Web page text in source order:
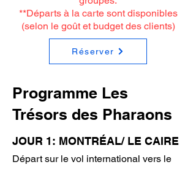
**Départs à la carte sont disponibles
(selon le goût et budget des clients)
Réserver
Programme Les
Trésors des Pharaons
JOUR 1: MONTRÉAL/ LE CAIRE
Départ sur le vol international vers le